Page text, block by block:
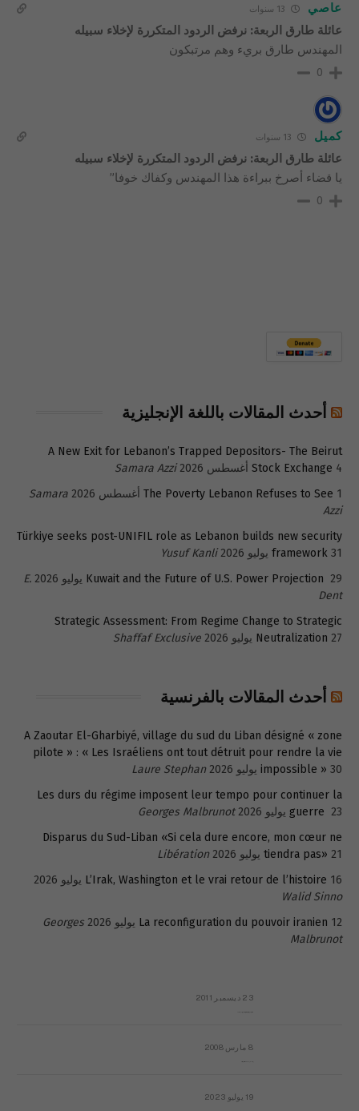
عاصي
عائلة طارق الربعة: نرفض الردود المتكررة لإخلاء سبيله
المهندس طارق بريء وهم مرتبكون
0
كميل
عائلة طارق الربعة: نرفض الردود المتكررة لإخلاء سبيله
يا قضاء أصرخ ببراءة هذا المهندس وكفاك خوفا”
0
أحدث المقالات باللغة الإنجليزية
A New Exit for Lebanon’s Trapped Depositors- The Beirut
Stock Exchange 4 أغسطس 2026
Samara Azzi
The Poverty Lebanon Refuses to See 1 أغسطس 2026
Samara
Azzi
Türkiye seeks post-UNIFIL role as Lebanon builds new security
framework 31 يوليو 2026
Yusuf Kanli
Kuwait and the Future of U.S. Power Projection 29 يوليو 2026
E.
Dent
Strategic Assessment: From Regime Change to Strategic
Neutralization 27 يوليو 2026 Shaffaf Exclusive
أحدث المقالات بالفرنسية
A Zaoutar El-Gharbiyé, village du sud du Liban désigné « zone
pilote » : « Les Israéliens ont tout détruit pour rendre la vie
impossible » 30 يوليو 2026
Laure Stephan
Les durs du régime imposent leur tempo pour continuer la
guerre 23 يوليو 2026
Georges Malbrunot
Disparus du Sud-Liban «Si cela dure encore, mon cœur ne
tiendra pas» 21 يوليو 2026
Libération
L’Irak, Washington et le vrai retour de l’histoire 16 يوليو 2026
Walid Sinno
La reconfiguration du pouvoir iranien 12 يوليو 2026
Georges
Malbrunot
23 ديسمبر 2011
8 مارس 2008
19 يوليو 2023